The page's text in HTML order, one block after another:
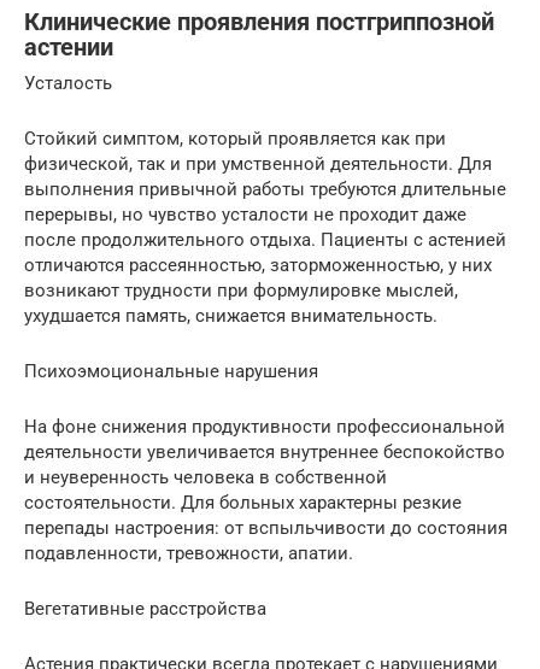
Клинические проявления постгриппозной
астении
Усталость
Стойкий симптом, который проявляется как при
физической, так и при умственной деятельности. Для
выполнения привычной работы требуются длительные
перерывы, но чувство усталости не проходит даже
после продолжительного отдыха. Пациенты с астенией
отличаются рассеянностью, заторможенностью, у них
возникают трудности при формулировке мыслей,
ухудшается память, снижается внимательность.
Психоэмоциональные нарушения
На фоне снижения продуктивности профессиональной
деятельности увеличивается внутреннее беспокойство
и неуверенность человека в собственной
состоятельности. Для больных характерны резкие
перепады настроения: от вспыльчивости до состояния
подавленности, тревожности, апатии.
Вегетативные расстройства
Астения практически всегда протекает с нарушениями